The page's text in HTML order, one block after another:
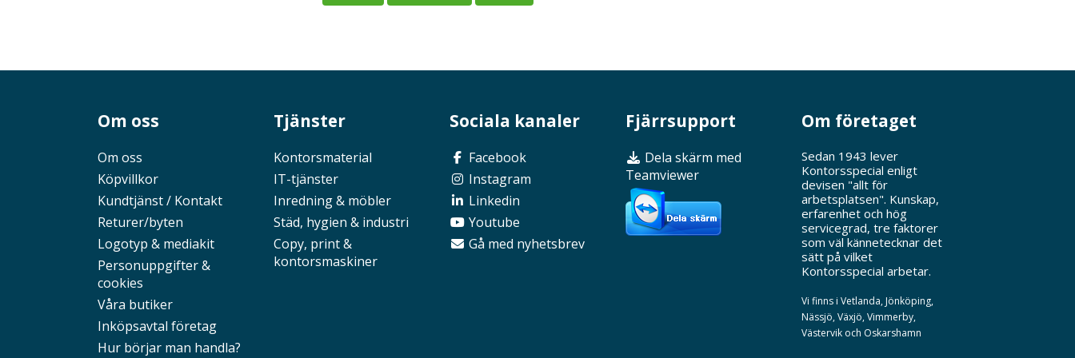
Om oss
Om oss
Köpvillkor
Kundtjänst / Kontakt
Returer/byten
Logotyp & mediakit
Personuppgifter &
cookies
Våra butiker
Inköpsavtal företag
Hur börjar man handla?
Tjänster
Kontorsmaterial
IT-tjänster
Inredning & möbler
Städ, hygien & industri
Copy, print &
kontorsmaskiner
Sociala kanaler
Facebook
Instagram
Linkedin
Youtube
Gå med nyhetsbrev
Fjärrsupport
Dela skärm med
Teamviewer
Om företaget
Sedan 1943 lever
Kontorsspecial enligt
devisen "allt för
arbetsplatsen". Kunskap,
erfarenhet och hög
servicegrad, tre faktorer
som väl kännetecknar det
sätt på vilket
Kontorsspecial arbetar.
Vi finns i Vetlanda, Jönköping,
Nässjö, Växjö, Vimmerby,
Västervik och Oskarshamn